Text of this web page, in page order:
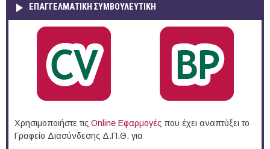
ΕΠΑΓΓΕΛΜΑΤΙΚΉ ΣΥΜΒΟΥΛΕΥΤΙΚΉ
Χρησιμοποιήστε τις Online Eφαρμογές που έχει αναπτύξει το
Γραφείο Διασύνδεσης Δ.Π.Θ. για